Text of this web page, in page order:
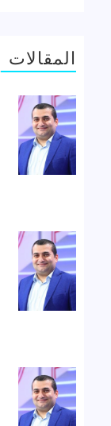
المقالات